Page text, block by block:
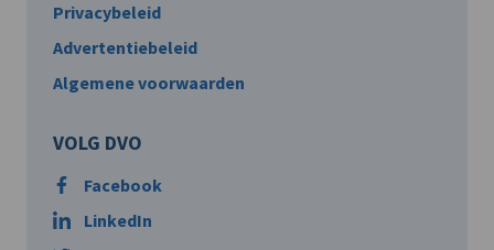
Privacybeleid
Advertentiebeleid
Algemene voorwaarden
VOLG DVO
Facebook
LinkedIn